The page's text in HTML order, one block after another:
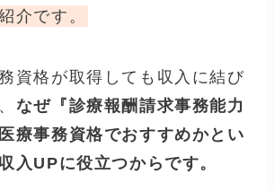
介です。
資格が取得しても収入に結び
なぜ『診療報酬請求事務能力
療事務資格でおすすめかとい
入UPに役立つからです。